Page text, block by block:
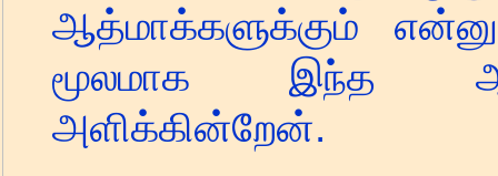
ஆத்மாக்களுக்கும்
மூலமாக இந்த
அளிக்கின்றேன்.